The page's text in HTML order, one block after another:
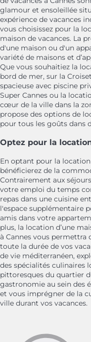
glamour et ensoleillée
expérience de vacances
vous choisissez pour la
maison de vacances. La
d'une maison ou d'un
variété de maisons et
Que vous souhaitiez la
bord de mer, sur la
spacieuse avec piscine
Super Cannes ou la
cœur de la ville dans la
propose des options de
pour tous les goûts dans
Optez pour la
En optant pour la
bénéficierez de la
Contrairement aux
votre emploi du temps
repas dans une cuisine
l'espace supplémentaire
amis dans votre
plus, la location d’une
à Cannes vous permettra
toute la durée de vos
de vie méditerranéen,
des spécialités culinaires
pittoresques du quartier
gastronomie au sein des
et vous imprégner de la
ville durant vos vacances.